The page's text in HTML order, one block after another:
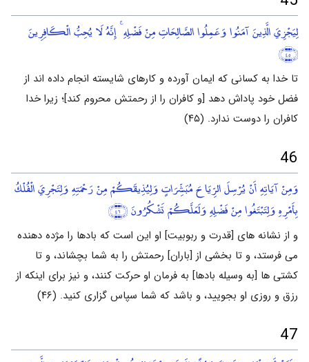
لِيَجْزِيَ الَّذِينَ آمَنُوا وَعَمِلُوا الصَّالِحَاتِ مِنْ فَضْلِهِ ۚ إِنَّهُ لَا يُحِبُّ الْكَافِرِينَ
﴿٤٥﴾
تا خدا به کسانی که ایمان آورده و کارهای شایسته انجام داده اند از
فضل خود پاداش دهد [و کافران را از رحمتش محروم کند]؛ زیرا خدا
کافران را دوست ندارد. (۴۵)
46
وَمِنْ آيَاتِهِ أَنْ يُرْسِلَ الرِّيَاحَ مُبَشِّرَاتٍ وَلِيُذِيقَكُمْ مِنْ رَحْمَتِهِ وَلِتَجْرِيَ الْفُلْكُ
بِأَمْرِهِ وَلِتَبْتَغُوا مِنْ فَضْلِهِ وَلَعَلَّكُمْ تَشْكُرُونَ﴿٤٦﴾
و از نشانه های [قدرت و ربوبیت] او این است که بادها را مژده دهنده
می فرستد، و تا بخشی از [باران] رحمتش را به شما بچشاند، و تا
کشتی ها [به وسیله بادها] به فرمان او حرکت کنند، و نیز برای اینکه از
رزق و روزی او بجویید، و باشد که شما سپاس گزاری کنید. (۴۶)
47